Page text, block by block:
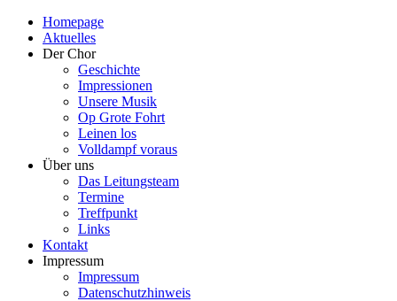
Homepage
Aktuelles
Der Chor
Geschichte
Impressionen
Unsere Musik
Op Grote Fohrt
Leinen los
Volldampf voraus
Über uns
Das Leitungsteam
Termine
Treffpunkt
Links
Kontakt
Impressum
Impressum
Datenschutzhinweis